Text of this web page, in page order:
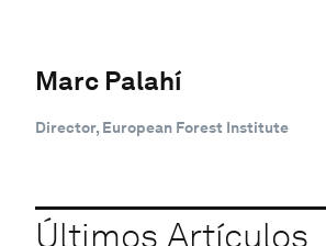
Marc Palahí
Director, European Forest Institute
Últimos Artículos